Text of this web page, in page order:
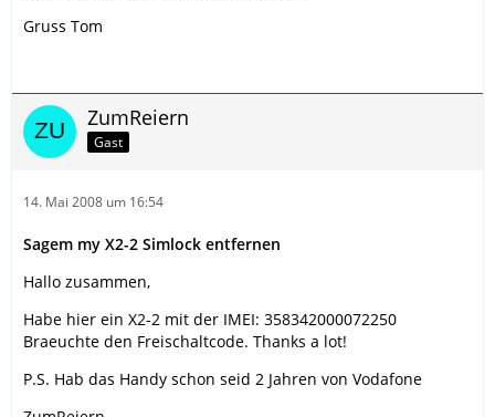
Gruss Tom
ZumReiern
Gast
14. Mai 2008 um 16:54
Sagem my X2-2 Simlock entfernen
Hallo zusammen,
Habe hier ein X2-2 mit der IMEI: 358342000072250
Braeuchte den Freischaltcode. Thanks a lot!
P.S. Hab das Handy schon seid 2 Jahren von Vodafone